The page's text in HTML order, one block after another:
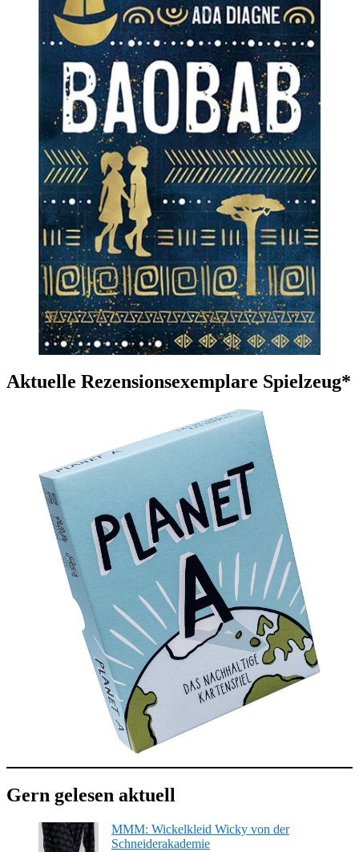
Aktuelle Rezensionsexemplare Spielzeug*
Gern gelesen aktuell
MMM: Wickelkleid Wicky von der
Schneiderakademie